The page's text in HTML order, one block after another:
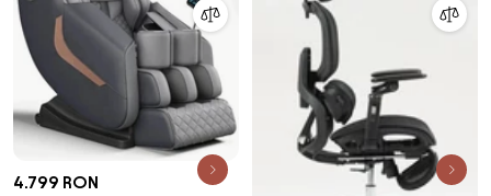
4.799 RON